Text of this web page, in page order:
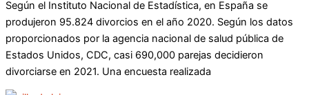
Según el Instituto Nacional de Estadística, en España se
produjeron 95.824 divorcios en el año 2020. Según los datos
proporcionados por la agencia nacional de salud pública de
Estados Unidos, CDC, casi 690,000 parejas decidieron
divorciarse en 2021. Una encuesta realizada